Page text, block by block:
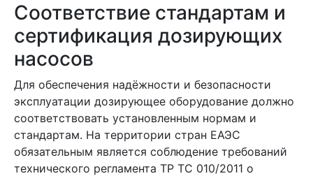
Соответствие стандартам и
сертификация дозирующих
насосов
Для обеспечения надёжности и безопасности
эксплуатации дозирующее оборудование должно
соответствовать установленным нормам и
стандартам. На территории стран ЕАЭС
обязательным является соблюдение требований
технического регламента ТР ТС 010/2011 о